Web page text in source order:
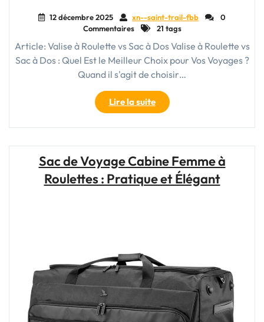
12 décembre 2025 xn--saint-trail-fbb
0
Commentaires
21 tags
Article: Valise à Roulette vs Sac à Dos Valise à Roulette vs
Sac à Dos : Quel Est le Meilleur Choix pour Vos Voyages ?
Quand il s'agit de choisir…
Lire la suite"Comparaison
entre
Valise
et
Sac
le
Meilleur
Choix
pour
Vos
Sac de Voyage Cabine Femme à
Roulettes : Pratique et Élégant